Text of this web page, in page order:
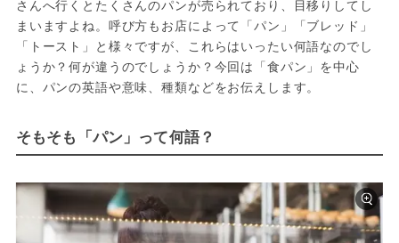
さんへ行くとたくさんのパンが売られており、目移りしてし
まいますよね。呼び方もお店によって「パン」「ブレッド」
「トースト」と様々ですが、これらはいったい何語なのでし
ょうか？何が違うのでしょうか？今回は「食パン」を中心
に、パンの英語や意味、種類などをお伝えします。
そもそも「パン」って何語？